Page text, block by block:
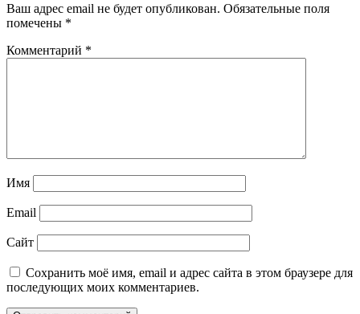
Ваш адрес email не будет опубликован. Обязательные поля
помечены *
Комментарий *
Имя
Email
Сайт
Сохранить моё имя, email и адрес сайта в этом браузере для
последующих моих комментариев.